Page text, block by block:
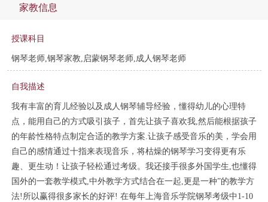
家教信息
授课科目
钢琴老师,钢琴家教,启蒙钢琴老师,成人钢琴老师
自我描述
我有丰富的育儿经验以及成人钢琴辅导经验，懂得幼儿的心理特
点，能用自己的方式吸引孩子，首先让孩子喜欢我,然后能根据孩子
的年龄性格特点制定合适的教学方案.让孩子感受音乐的美，学会用
自己的感情通过十指来表现音乐，将枯燥的钢琴学习变得更有乐
趣、更生动！让孩子轻松通过考级。我还接手很多外国学生,也懂得
国外的一套教学模式,中外教学方式结合在一起,更是一种”的教学方
法!所以赢得很多家长的好评! 在每年上海音乐学院钢琴考级中1-10